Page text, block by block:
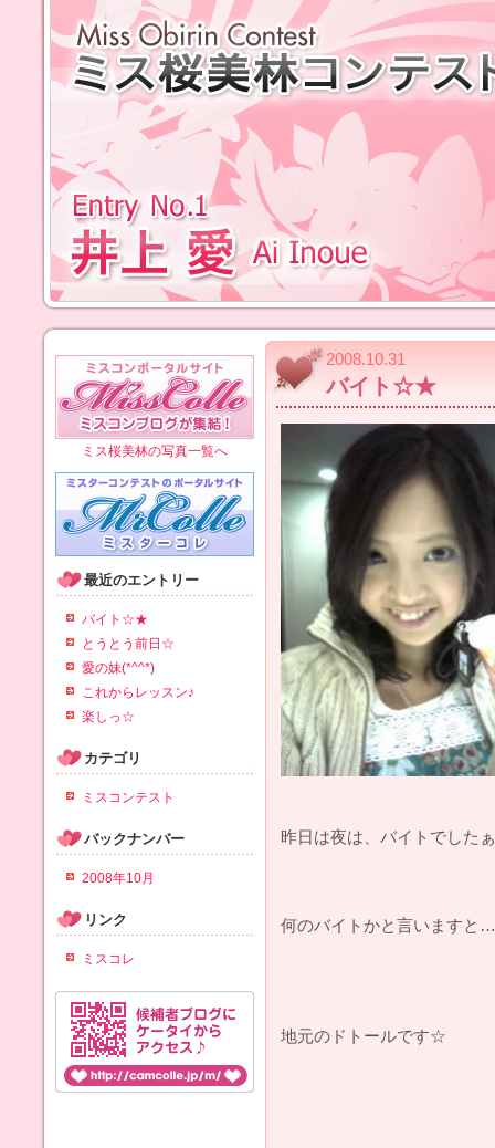
2008.10.31
バイト☆★
昨日は夜は、バイトでした
何のバイトかと言いますと…
地元のドトールです☆
ミス桜美林の写真一覧へ
最近のエントリー
バイト☆★
とうとう前日☆
愛の妹(*^^*)
これからレッスン♪
楽しっ☆
カテゴリ
ミスコンテスト
バックナンバー
2008年10月
リンク
ミスコレ